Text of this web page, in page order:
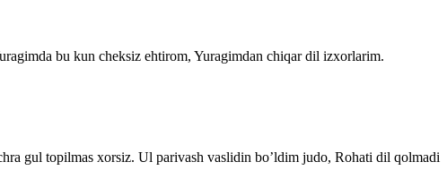
bu kun cheksiz ehtirom, Yuragimdan chiqar dil izxorlarim.
gul topilmas xorsiz. Ul parivash vaslidin bo’ldim judo, Rohati dil qolmadi